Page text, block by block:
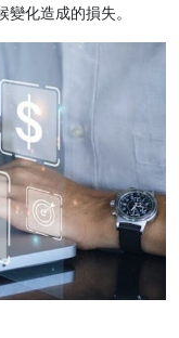
化造成的損失。